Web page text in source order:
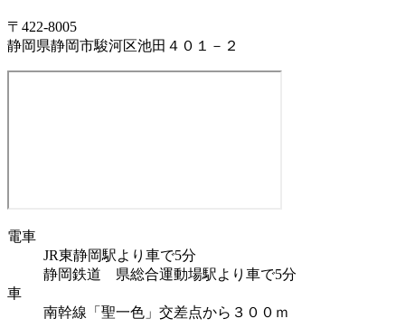
〒422-8005
静岡県静岡市駿河区池田４０１－２
電車
JR東静岡駅より車で5分
静岡鉄道 県総合運動場駅より車で5分
車
南幹線「聖一色」交差点から３００ｍ